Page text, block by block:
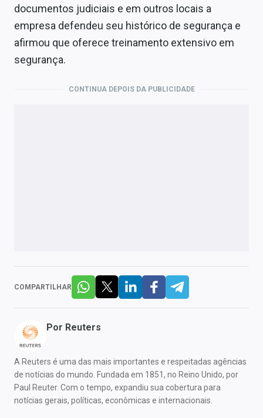
documentos judiciais e em outros locais a
empresa defendeu seu histórico de segurança e
afirmou que oferece treinamento extensivo em
segurança.
CONTINUA DEPOIS DA PUBLICIDADE
COMPARTILHAR
Por Reuters
A Reuters é uma das mais importantes e respeitadas agências
de notícias do mundo. Fundada em 1851, no Reino Unido, por
Paul Reuter. Com o tempo, expandiu sua cobertura para
notícias gerais, políticas, econômicas e internacionais.